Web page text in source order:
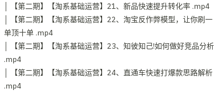
│ 【第二期】【淘系基础运营】21、新品快速提升转化率 .mp4
│ 【第二期】【淘系基础运营】22、淘宝反作弊模型，让你刷一
单顶十单 .mp4
│ 【第二期】【淘系基础运营】23、知彼知己!如何做好竞品分析
.mp4
│ 【第二期】【淘系基础运营】24、直通车快速打爆款思路解析
.mp4